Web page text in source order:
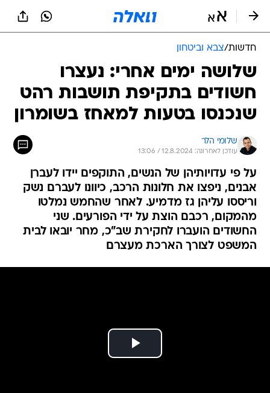
חדשות/צבא וביטחון
שלושה ימים אחרי: נעצרו
חשודים בתקיפת תושבות רהט
שנכנסו בטעות למאחז בשומרון
שלומי הלר
עודכן לאחרונה: 12.8.2024 / 13:06
על פי עדויותיהן של הנשים, התוקפים יידו לעברן
אבנים, ניפצו את חלונות הרכב, כיוונו לעברם נשק
וריססו עליהן גז מדמיע. לאחר שהחמש נמלטו
מהמקום, רכבם הוצת על ידי הפורעים. שני
החשודים הועברו לחקירת שב"כ, מחר יובאו לבית
המשפט לצורך הארכת מעצרם